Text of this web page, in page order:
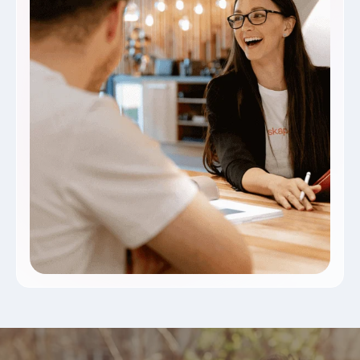
Catellani & Smith. skapetze® representa há mais de 40
anos iluminação profissional e é o seu parceiro
comercial e revendedor oficial da Catellani & Smith.
Enviaremos as luminárias rapidamente e com segurança
para o endereço de entrega desejado. Garantimos
processos rápidos e estamos à disposição para
aconselhá-lo amplamente, se as luminárias desejadas se
adequam ao seu interior. Basta enviar-nos uma foto.
O portfólio do fabricante inclui:
Luminárias de parede Catellani & Smith
Luminárias externas Catellani & Smith
Luminárias pendentes Catellani & Smith
Luminárias de mesa Catellani & Smith